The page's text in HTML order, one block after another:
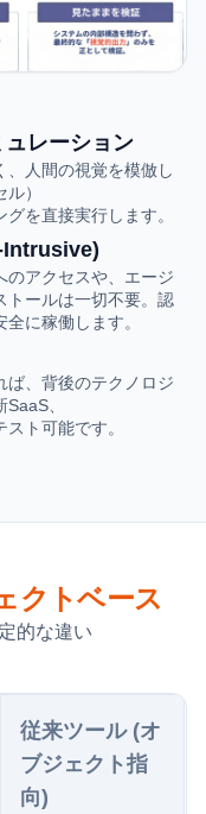
レーション
、人間の視覚を模倣し
）
を直接実行します。
Intrusive)
のアクセスや、エージ
トールは一切不要。認
に稼働します。
ば、背後のテクノロジ
、
ト可能です。
クトベース
的な違い
従来ツール (オ
ブジェクト指
向)